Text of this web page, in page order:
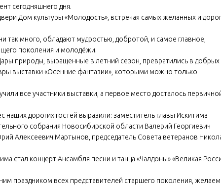
сегодняшнего дня.
Дом культуры «Молодость», встречая самых желанных и
много, обладают мудростью, добротой, и самое главное,
поколения и молодёжи.
природы, выращенные в летний сезон, превратились в добрых
выставки «Осенние фантазии», которыми можно только
все участники выставки, а первое место досталось
наших дорогих гостей выразили: заместитель главы Искитима
собрания Новосибирской области Валерий Георгиевич
Алексеевич Мартынов, председатель Совета ветеранов
стал концерт Ансамбля песни и танца «Чалдоны» «Великая
праздником всех представителей старшего поколения, желаем